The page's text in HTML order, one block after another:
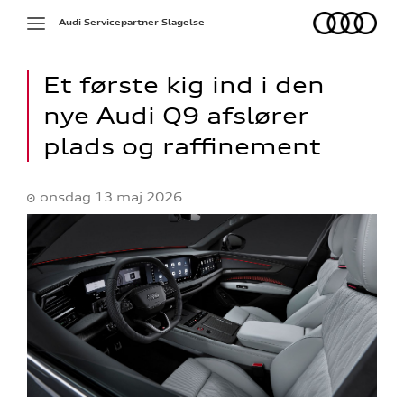
Toggle
Audi
Audi Servicepartner Slagelse
Et første kig ind i den
nye Audi Q9 afslører
plads og raffinement
onsdag 13 maj 2026